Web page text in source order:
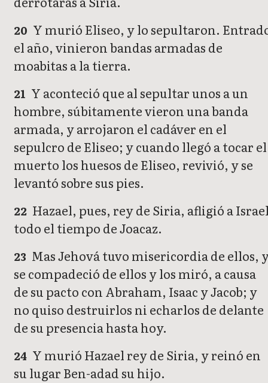
20 Y murió Eliseo, y lo sepultaron.
el año, vinieron bandas armadas de
moabitas a la tierra.
21 Y aconteció que al sepultar unos a un
hombre, súbitamente vieron una banda
armada, y arrojaron el cadáver en el
sepulcro de Eliseo; y cuando llegó a tocar el
muerto los huesos de Eliseo, revivió, y se
levantó sobre sus pies.
22 Hazael, pues, rey de Siria, afligió a
todo el tiempo de Joacaz.
23 Mas Jehová tuvo misericordia de ellos,
se compadeció de ellos y los miró, a causa
de su pacto con Abraham, Isaac y Jacob; y
no quiso destruirlos ni echarlos de delante
de su presencia hasta hoy.
24 Y murió Hazael rey de Siria, y reinó en
su lugar Ben-adad su hijo.